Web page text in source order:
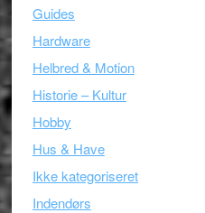
Guides
Hardware
Helbred & Motion
Historie – Kultur
Hobby
Hus & Have
Ikke kategoriseret
Indendørs